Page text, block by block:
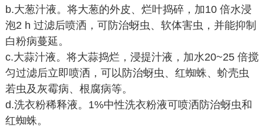
b.大葱汁液。将大葱的外皮、烂叶捣碎，加10 倍水浸
泡2 h 过滤后喷洒，可防治蚜虫、软体害虫，并能抑制
白粉病蔓延。
c.大蒜汁液。将大蒜捣烂，浸提汁液，加水20~25 倍搅
匀过滤后立即喷洒，可以防治蚜虫、红蜘蛛、蚧壳虫
若虫及灰霉病、根腐病等。
d.洗衣粉稀释液。1%中性洗衣粉液可喷洒防治蚜虫和
红蜘蛛。